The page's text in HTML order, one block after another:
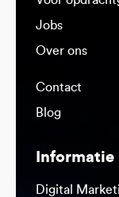
Jobs
Over ons
Contact
Blog
Informatie
Digital